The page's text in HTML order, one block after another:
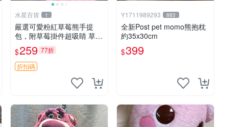
水星百貨 1
嚴選可愛粉紅草莓熊手提
包，附草莓掛件超吸睛 草莓
熊手提包 草莓掛件 可愛port
unese
$259 77折
折扣碼
Y1711989293 883
全新Post pet momo熊抱枕
約35x30cm
$399